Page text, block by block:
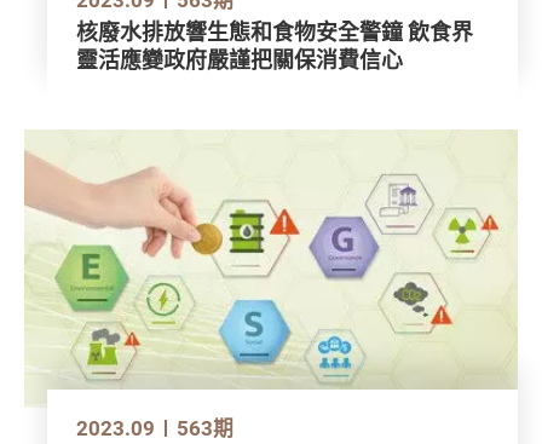
核廢水排放響生態和食物安全警鐘 飲食界
靈活應變政府嚴謹把關保消費信心
2023.09 563期